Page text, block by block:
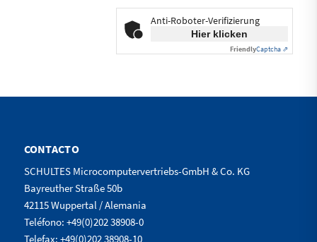
Anti-Roboter-Verifizierung
Hier klicken
FriendlyCaptcha ⇗
CONTACTO
SCHULTES Microcomputervertriebs-GmbH & Co. KG
Bayreuther Straße 50b
42115 Wuppertal / Alemania
Teléfono: +49(0)202 38908-0
Telefax: +49(0)202 38908-10